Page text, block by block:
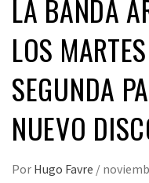
LA BANDA
LOS
SEGUNDA
NUEVO
Por Hugo Favre /